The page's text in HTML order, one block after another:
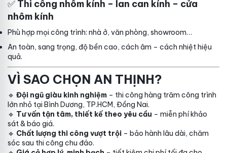
✅ Thi công nhôm kính – lan can kính – cửa
nhôm kính
Phù hợp mọi công trình: nhà ở, văn phòng, showroom…
An toàn, sang trọng, độ bền cao, cách âm – cách nhiệt hiệu
quả.
VÌ SAO CHỌN AN THỊNH?
🔹 Đội ngũ giàu kinh nghiệm – thi công hàng trăm công trình
lớn nhỏ tại Bình Dương, TP.HCM, Đồng Nai.
🔹 Tư vấn tận tâm, thiết kế theo yêu cầu – miễn phí khảo
sát & báo giá.
🔹 Chất lượng thi công vượt trội – bảo hành lâu dài, chăm
sóc sau thi công chu đáo.